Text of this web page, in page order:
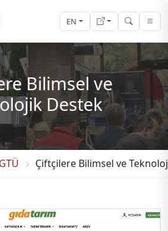
EN
Bilimsel ve
Destek
Çiftçilere Bilimsel ve